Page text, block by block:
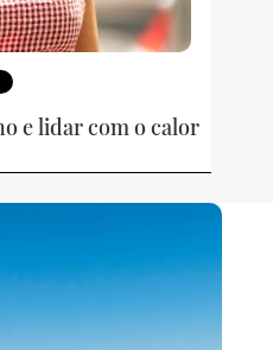
e lidar com o calor